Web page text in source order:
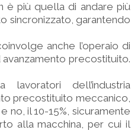
è più quella di andare più
sincronizzato, garantendo
anche l’operaio di
avanzamento precostituito.
dell’industria
precostituito meccanico,
no, il 10-15%, sicuramente
alla macchina, per cui il